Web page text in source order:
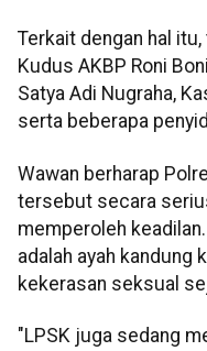
Terkait dengan hal
Kudus AKBP Roni
Satya Adi Nugraha,
serta beberapa
Wawan berharap
tersebut secara
memperoleh
adalah ayah kandung
kekerasan seksual
"LPSK juga sedang